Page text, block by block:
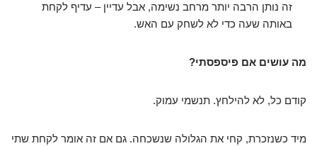
זה נותן הרבה יותר מרחב נשימה, אבל עדיין – עדיף לקחת
באותה שעה כדי לא לשחק עם האש.
מה עושים אם פיספסתי?
קודם כל, לא להילחץ. תנשמי עמוק.
מיד כשנזכרת, קחי את הגלולה שנשכחה. גם אם זה אומר לקחת שתי